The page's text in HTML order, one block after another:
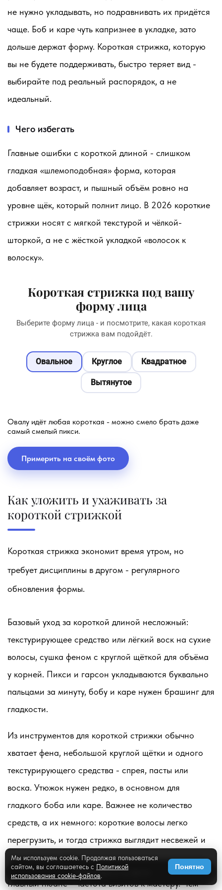
не нужно укладывать, но подравнивать их придётся
чаще. Боб и каре чуть капризнее в укладке, зато
дольше держат форму. Короткая стрижка, которую
вы не будете поддерживать, быстро теряет вид -
выбирайте под реальный распорядок, а не
идеальный.
Чего избегать
Главные ошибки с короткой длиной - слишком
гладкая «шлемоподобная» форма, которая
добавляет возраст, и пышный объём ровно на
уровне щёк, который полнит лицо. В 2026 короткие
стрижки носят с мягкой текстурой и чёлкой-
шторкой, а не с жёсткой укладкой «волосок к
волоску».
Короткая стрижка под вашу
форму лица
Выберите форму лица - и посмотрите, какая короткая
стрижка вам подойдёт.
Овальное Круглое Квадратное
Вытянутое
Овалу идёт любая короткая - можно смело брать даже
самый смелый пикси.
Примерить на своём фото
Как уложить и ухаживать за
короткой стрижкой
Короткая стрижка экономит время утром, но
требует дисциплины в другом - регулярного
обновления формы.
Базовый уход за короткой длиной несложный:
текстурирующее средство или лёгкий воск на сухие
волосы, сушка феном с круглой щёткой для объёма
у корней. Пикси и гарсон укладываются буквально
пальцами за минуту, бобу и каре нужен брашинг для
гладкости.
Из инструментов для короткой стрижки обычно
хватает фена, небольшой круглой щётки и одного
текстурирующего средства - спрея, пасты или
воска. Утюжок нужен редко, в основном для
гладкого боба или каре. Важнее не количество
средств, а их немного: короткие волосы легко
перегрузить, и тогда стрижка выглядит несвежей и
липкой уже к обеду.
Главный нюанс - частота визитов к мастеру. Чем
✨Примерить на фото
Мы используем cookie. Продолжая пользоваться
сайтом, вы соглашаетесь с Политикой
использования cookie-файлов.
Понятно